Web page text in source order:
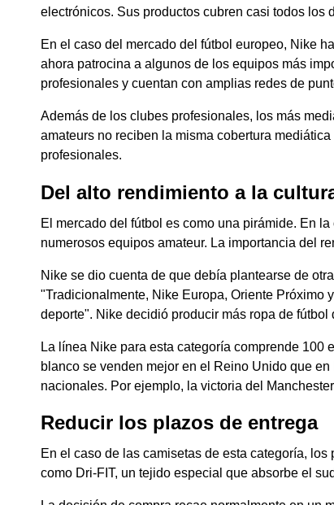
electrónicos. Sus productos cubren casi todos los
En el caso del mercado del fútbol europeo, Nike
ahora patrocina a algunos de los equipos más
profesionales y cuentan con amplias redes de
Además de los clubes profesionales, los más
amateurs no reciben la misma cobertura
profesionales.
Del alto rendimiento a la
El mercado del fútbol es como una pirámide. En
numerosos equipos amateur. La importancia del
Nike se dio cuenta de que debía plantearse de
"Tradicionalmente, Nike Europa, Oriente Próximo
deporte". Nike decidió producir más ropa de
La línea Nike para esta categoría comprende
blanco se venden mejor en el Reino Unido que
nacionales. Por ejemplo, la victoria del
Reducir los plazos de entrega
En el caso de las camisetas de esta categoría,
como Dri-FIT, un tejido especial que absorbe el